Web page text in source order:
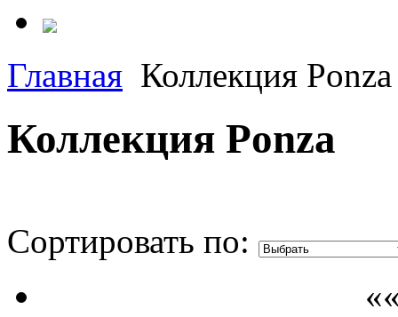
Главная Коллекция Ponza
Коллекция Ponza
Сортировать по: